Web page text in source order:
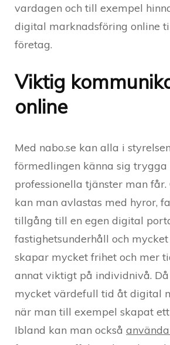
vardagen och till exempel
digital marknadsföring online
företag.
Viktig
online
Med nabo.se kan alla i
förmedlingen känna sig trygga
professionella tjänster man får.
kan man avlastas med hyror,
tillgång till en egen digital
fastighetsunderhåll och
skapar mycket frihet och mer
annat viktigt på individnivå.
mycket värdefull tid åt digital
när man till exempel skapat
Ibland kan man också